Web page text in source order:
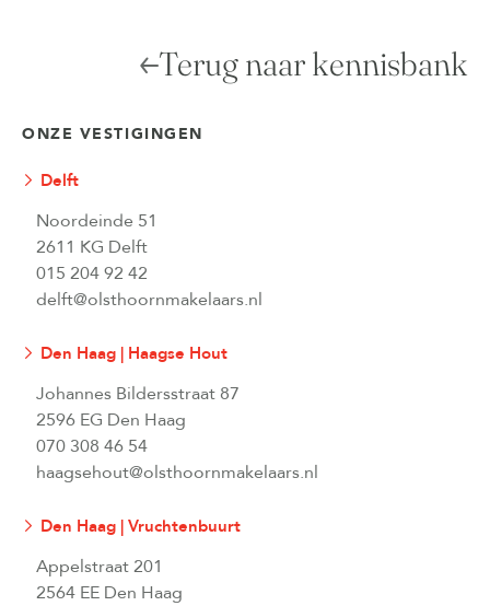
Terug naar kennisbank
ONZE VESTIGINGEN
Delft
Noordeinde 51
2611 KG Delft
015 204 92 42
delft@olsthoornmakelaars.nl
Den Haag | Haagse Hout
Johannes Bildersstraat 87
2596 EG Den Haag
070 308 46 54
haagsehout@olsthoornmakelaars.nl
Den Haag | Vruchtenbuurt
Appelstraat 201
2564 EE Den Haag